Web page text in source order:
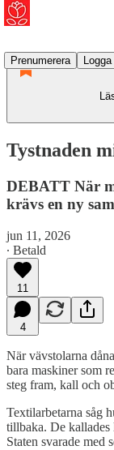
Prenumerera
Tystnaden
DEBATT När
krävs en ny
jun 11, 2026
∙ Betald
11
4
När vävstolarna
bara maskiner som
steg fram, kall och
Textilarbetarna såg
tillbaka. De kallades
Staten svarade med